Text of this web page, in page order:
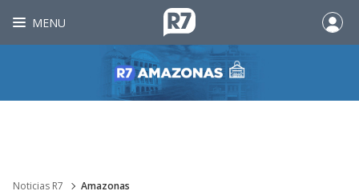
MENU
Noticias R7 Amazonas